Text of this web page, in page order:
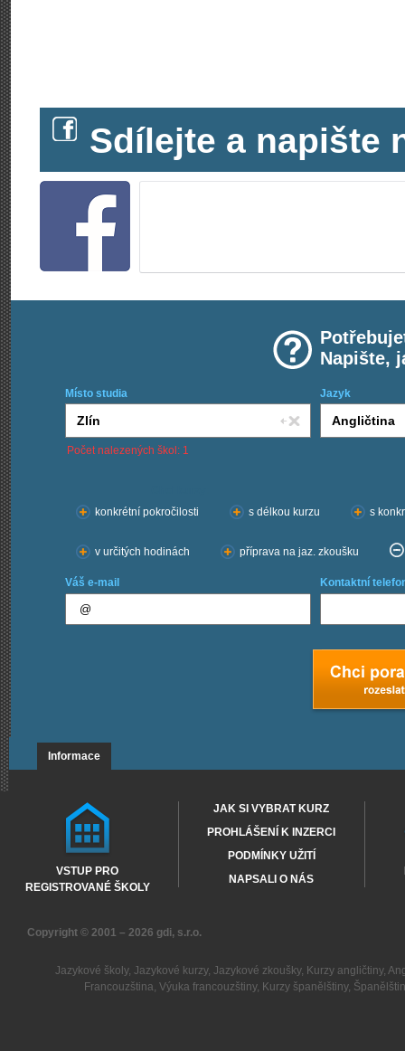
Sdílejte a napište
Napište,
Místo studia Jazyk
Počet nalezených škol: 1
konkrétní pokročilosti
s délkou kurzu s
v určitých hodinách příprava na jaz. zkoušku
Váš e-mail Kontaktní
Informace
VSTUP PRO
REGISTROVANÉ ŠKOLY
JAK SI VYBRAT KURZ
PROHLÁŠENÍ K INZERCI
PODMÍNKY UŽITÍ
NAPSALI O NÁS
Copyright © 2001 – 2026 gdi, s.r.o.
Jazykové školy, Jazykové kurzy, Jazykové zkoušky, Kurzy angličtiny,
Francouzština,Výuka francouzštiny, Kurzy španělštiny,